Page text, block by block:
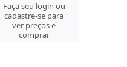
Faça seu login ou
cadastre-se para
ver preços e
comprar